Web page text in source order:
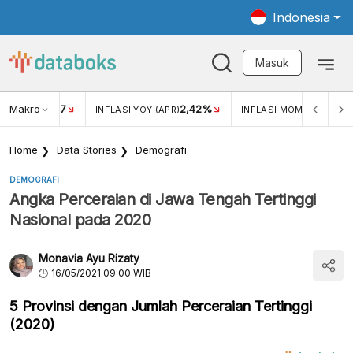
Indonesia
Masuk
Makro
USD/IDR 17 INFLASI YOY (APR)2,42% INFLASI MOM (APR)
Home Data Stories Demografi
DEMOGRAFI
Angka Perceraian di Jawa Tengah Tertinggi
Nasional pada 2020
Monavia Ayu Rizaty
16/05/2021 09:00 WIB
5 Provinsi dengan Jumlah Perceraian Tertinggi
(2020)